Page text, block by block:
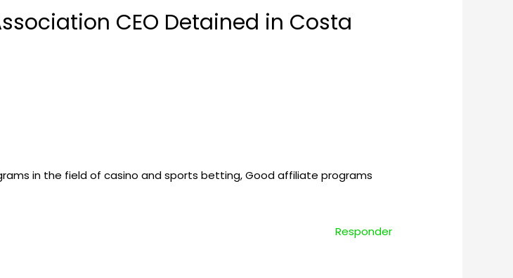
CEO Detained in Costa
in the field of casino and sports betting, Good affiliate programs
Responder